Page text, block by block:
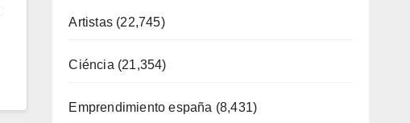
Artistas(22,745)
Ciéncia (21,354)
Emprendimiento españa (8,431)